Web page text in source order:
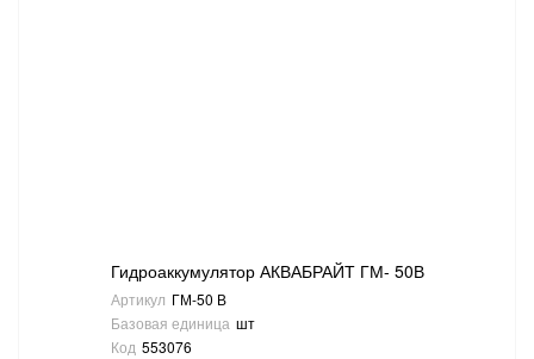
Гидроаккумулятор АКВАБРАЙТ ГМ- 50В
Артикул ГМ-50 В
Базовая единица шт
Код 553076